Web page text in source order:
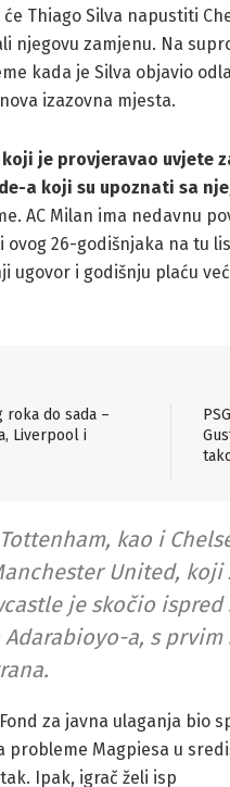
Thiago Silva napustiti
njegovu zamjenu. Na
kada je Silva objavio
izazovna mjesta.
je provjeravao uvjete
a koji su upoznati sa
AC Milan ima nedavnu
ovog 26-godišnjaka na tu
ugovor i godišnju plaću
do sada –
Liverpool i
kao i
United,
je skočio
a, s
za javna ulaganja bio
probleme Magpiesa u
Ipak, igrač želi isp